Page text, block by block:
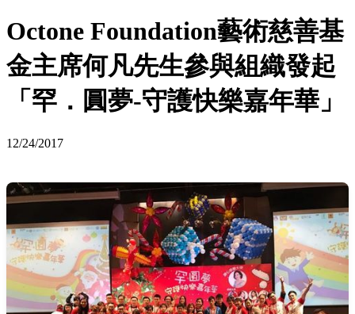
Octone Foundation藝術慈善基
金主席何凡先生參與組織發起
「罕．圓夢-守護快樂嘉年華」
12/24/2017